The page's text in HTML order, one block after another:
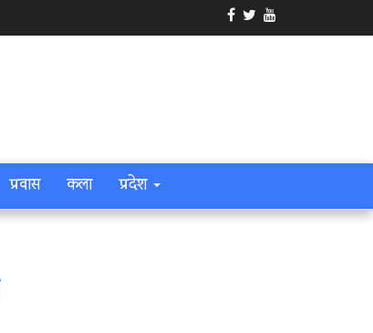
प्रवास कला प्रदेश